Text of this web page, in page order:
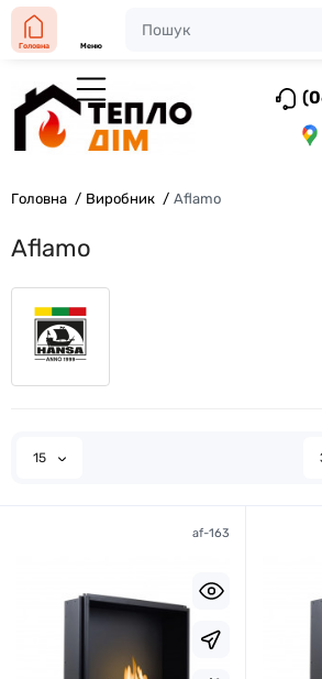
Головна Меню
Головна Виробник Aflamo
Aflamo
15
af-163